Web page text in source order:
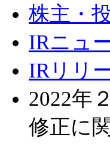
株主・
IRニュ
IRリリ
2022年
修正に